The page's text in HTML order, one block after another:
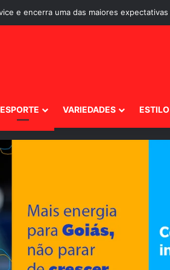
ESPORTE VARIEDADES ESTILO